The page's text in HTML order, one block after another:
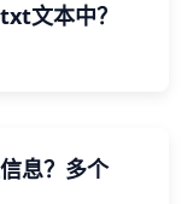
文本中？
息？多个